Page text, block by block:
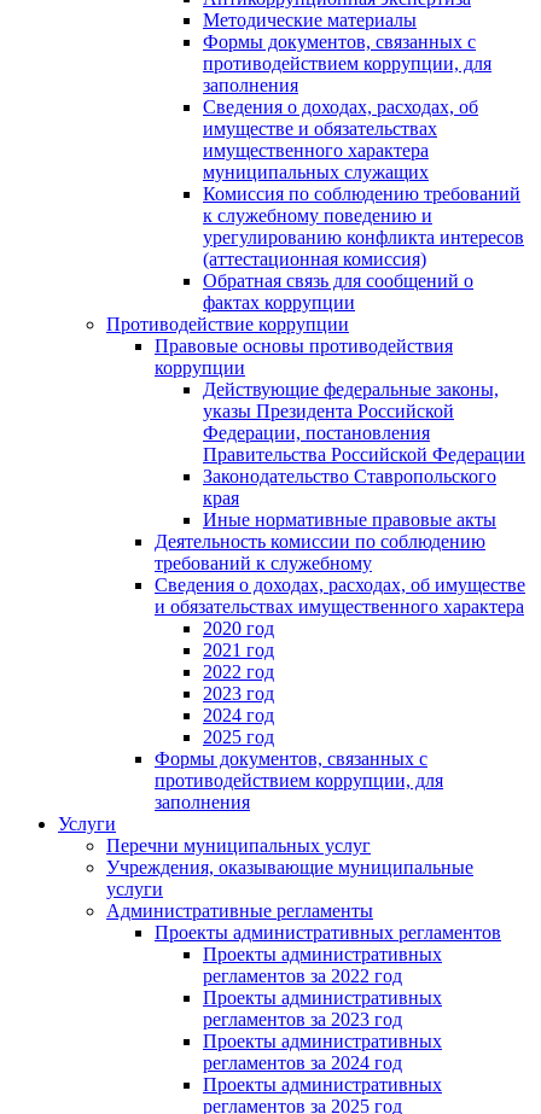
Методические материалы
Формы документов, связанных с
противодействием коррупции, для
заполнения
Сведения о доходах, расходах, об
имуществе и обязательствах
имущественного характера
муниципальных служащих
Комиссия по соблюдению требований
к служебному поведению и
урегулированию конфликта интересов
(аттестационная комиссия)
Обратная связь для сообщений о
фактах коррупции
Противодействие коррупции
Правовые основы противодействия
коррупции
Действующие федеральные законы,
указы Президента Российской
Федерации, постановления
Правительства Российской Федерации
Законодательство Ставропольского
края
Иные нормативные правовые акты
Деятельность комиссии по соблюдению
требований к служебному
Сведения о доходах, расходах, об имуществе
и обязательствах имущественного характера
2020 год
2021 год
2022 год
2023 год
2024 год
2025 год
Формы документов, связанных с
противодействием коррупции, для
заполнения
Услуги
Перечни муниципальных услуг
Учреждения, оказывающие муниципальные
услуги
Административные регламенты
Проекты административных регламентов
Проекты административных
регламентов за 2022 год
Проекты административных
регламентов за 2023 год
Проекты административных
регламентов за 2024 год
Проекты административных
регламентов за 2025 год